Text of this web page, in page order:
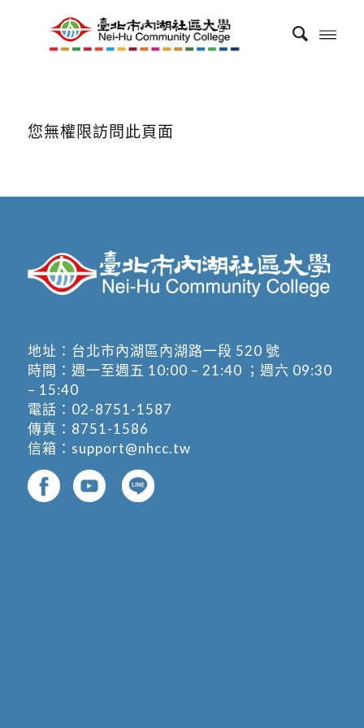
您無權限訪問此頁面
地址： 台北市內湖區內湖路一段 520 號
時間：週一至週五 10:00 – 21:40 ；週六 09:30
– 15:40
電話： 02-8751-1587
傳真：8751-1586
信箱： support@nhcc.tw